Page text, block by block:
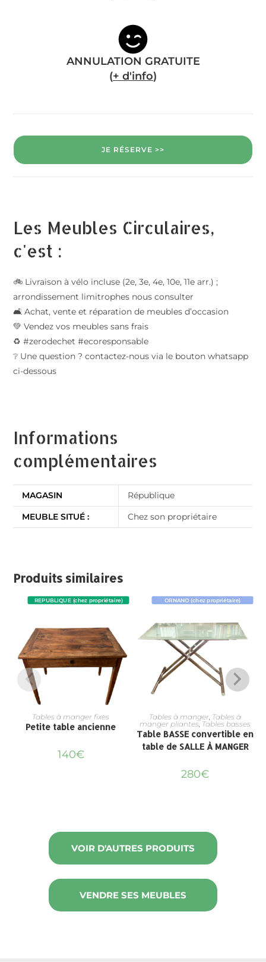
ANNULATION GRATUITE
(+ d'info)
JE RÉSERVE >>
Les Meubles Circulaires,
c'est :
🚲 Livraison à vélo incluse (2e, 3e, 4e, 10e, 11e arr.) ;
arrondissement limitrophes nous consulter
🛋️ Achat, vente et réparation de meubles d’occasion
💚 Vendez vos meubles sans frais
♻️ #zerodechet #ecoresponsable
❔ Une question ? contactez-nous via le bouton whatsapp
ci-dessous
Informations
complémentaires
MAGASIN
République
MEUBLE SITUÉ :
Chez son propriétaire
Produits similaires
REPUBLIQUE (chez propriétaire)
Tables à manger fixes
Petite table ancienne
140€
ORNANO (chez propriétaire)
Tables à manger, Tables à
manger pliantes, Tables basses
Table BASSE convertible en
table de SALLE À MANGER
280€
VOIR D'AUTRES PRODUITS
VENDRE SES MEUBLES